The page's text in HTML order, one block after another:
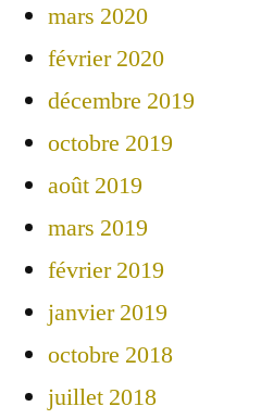
mars 2020
février 2020
décembre 2019
octobre 2019
août 2019
mars 2019
février 2019
janvier 2019
octobre 2018
juillet 2018